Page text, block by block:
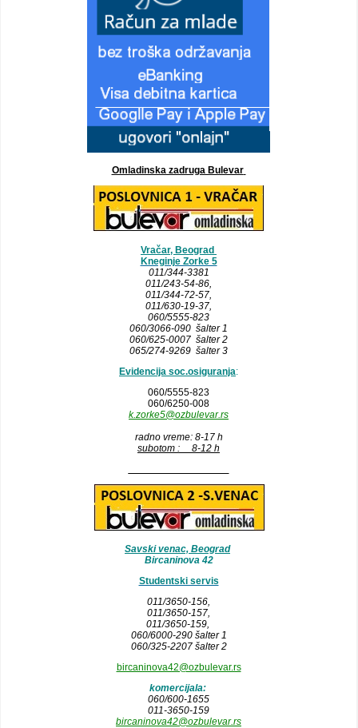
Omladinska zadruga Bulevar
Vračar, Beograd
Kneginje Zorke 5
011/344-3381
011/243-54-86,
011/344-72-57,
011/630-19-37,
060/5555-823
060/3066-090 šalter 1
060/625-0007 šalter 2
065/274-9269 šalter 3
Evidencija soc.osiguranja:
060/5555-823
060/6250-008
k.zorke5@ozbulevar.rs
radno vreme: 8-17 h
subotom : 8-12 h
Savski venac, Beograd
Bircaninova 42
Studentski servis
011/3650-156,
011/3650-157,
011/3650-159,
060/6000-290 šalter 1
060/325-2207 šalter 2
bircaninova42@ozbulevar.rs
komercijala:
060/600-1655
011-3650-159
bircaninova42@ozbulevar.rs